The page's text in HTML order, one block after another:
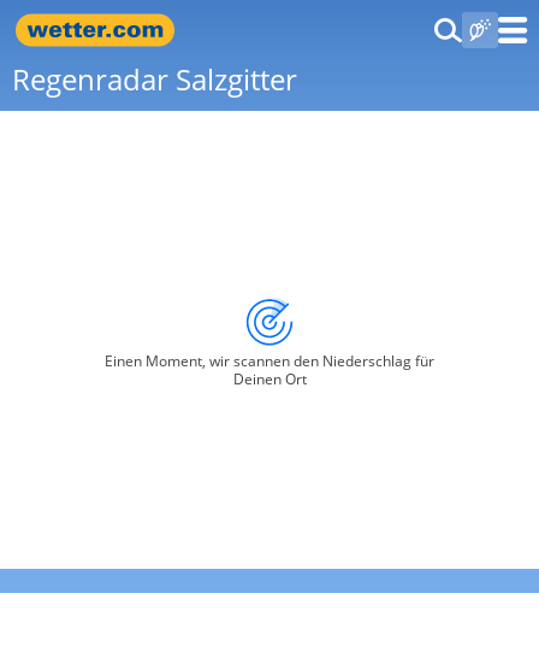
Regenradar Salzgitter
Einen Moment, wir scannen den Niederschlag für
Deinen Ort